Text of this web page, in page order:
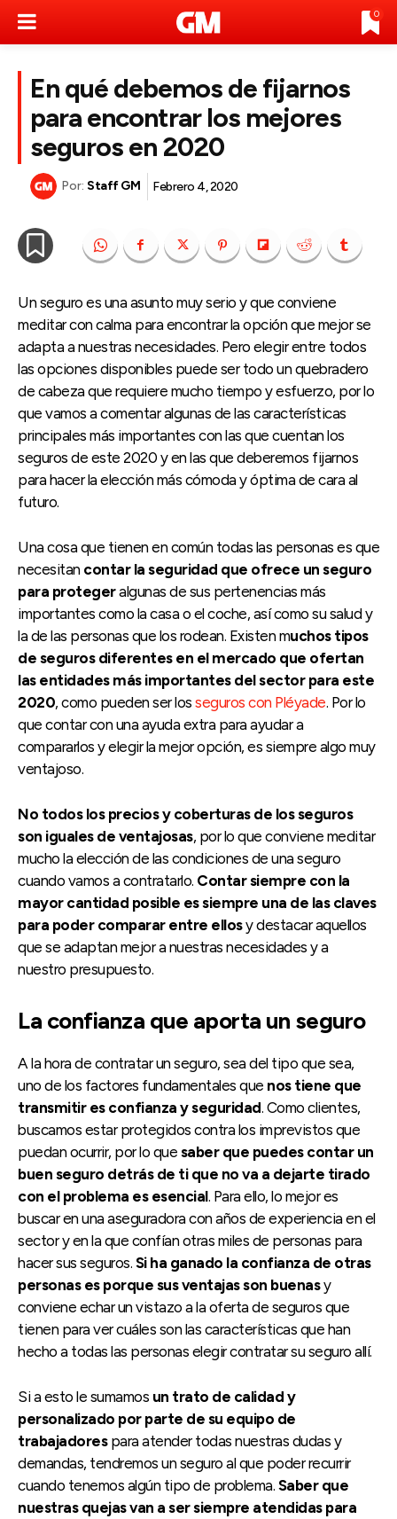
0
En qué debemos de fijarnos
para encontrar los mejores
seguros en 2020
Por: Staff GM Febrero 4, 2020
Un seguro es una asunto muy serio y que conviene
meditar con calma para encontrar la opción que mejor se
adapta a nuestras necesidades. Pero elegir entre todos
las opciones disponibles puede ser todo un quebradero
de cabeza que requiere mucho tiempo y esfuerzo, por lo
que vamos a comentar algunas de las características
principales más importantes con las que cuentan los
seguros de este 2020 y en las que deberemos fijarnos
para hacer la elección más cómoda y óptima de cara al
futuro.
Una cosa que tienen en común todas las personas es que
necesitan contar la seguridad que ofrece un seguro
para protegeralgunas de sus pertenencias más
importantes como la casa o el coche, así como su salud y
la de las personas que los rodean. Existen muchos tipos
de seguros diferentes en el mercado que ofertan
las entidades más importantes del sector para este
2020, como pueden ser los seguros con Pléyade. Por lo
que contar con una ayuda extra para ayudar a
compararlos y elegir la mejor opción, es siempre algo muy
ventajoso.
No todos los precios y coberturas de los seguros
son iguales de ventajosas, por lo que conviene meditar
mucho la elección de las condiciones de una seguro
cuando vamos a contratarlo. Contar siempre con la
mayor cantidad posible es siempre una de las claves
para poder comparar entre ellosy destacar aquellos
que se adaptan mejor a nuestras necesidades y a
nuestro presupuesto.
La confianza que aporta un seguro
A la hora de contratar un seguro, sea del tipo que sea,
uno de los factores fundamentales que nos tiene que
transmitir es confianza y seguridad. Como clientes,
buscamos estar protegidos contra los imprevistos que
puedan ocurrir, por lo que saber que puedes contar un
buen seguro detrás de ti que no va a dejarte tirado
con el problema es esencial. Para ello, lo mejor es
buscar en una aseguradora con años de experiencia en el
sector y en la que confían otras miles de personas para
hacer sus seguros. Si ha ganado la confianza de otras
personas es porque sus ventajas son buenasy
conviene echar un vistazo a la oferta de seguros que
tienen para ver cuáles son las características que han
hecho a todas las personas elegir contratar su seguro allí.
Si a esto le sumamos un trato de calidad y
personalizado por parte de su equipo de
trabajadores para atender todas nuestras dudas y
demandas, tendremos un seguro al que poder recurrir
cuando tenemos algún tipo de problema. Saber que
nuestras quejas van a ser siempre atendidas para